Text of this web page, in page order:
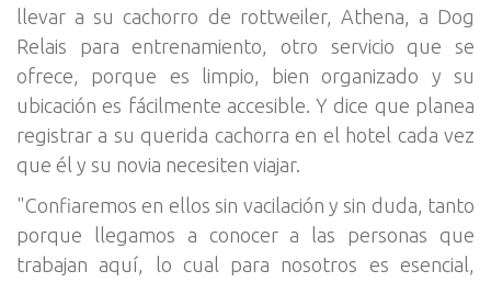
llevar a su cachorro de rottweiler, Athena, a Dog
Relais para entrenamiento, otro servicio que se
ofrece, porque es limpio, bien organizado y su
ubicación es fácilmente accesible. Y dice que planea
registrar a su querida cachorra en el hotel cada vez
que él y su novia necesiten viajar.
"Confiaremos en ellos sin vacilación y sin duda, tanto
porque llegamos a conocer a las personas que
trabajan aquí, lo cual para nosotros es esencial,